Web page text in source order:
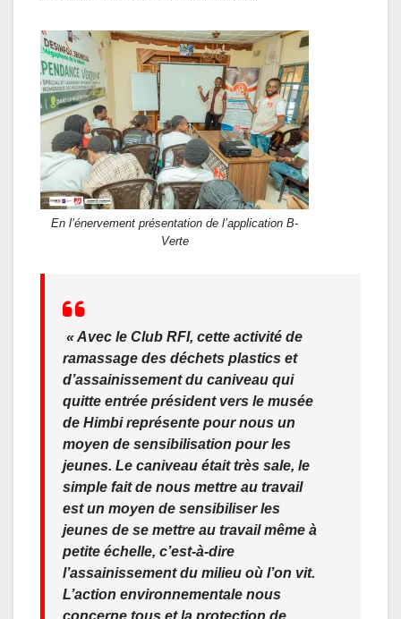
En l’énervement présentation de l’application B-
Verte
« Avec le Club RFI, cette activité de
ramassage des déchets plastics et
d’assainissement du caniveau qui
quitte entrée président vers le musée
de Himbi représente pour nous un
moyen de sensibilisation pour les
jeunes. Le caniveau était très sale, le
simple fait de nous mettre au travail
est un moyen de sensibiliser les
jeunes de se mettre au travail même à
petite échelle, c’est-à-dire
l’assainissement du milieu où l’on vit.
L’action environnementale nous
concerne tous et la protection de